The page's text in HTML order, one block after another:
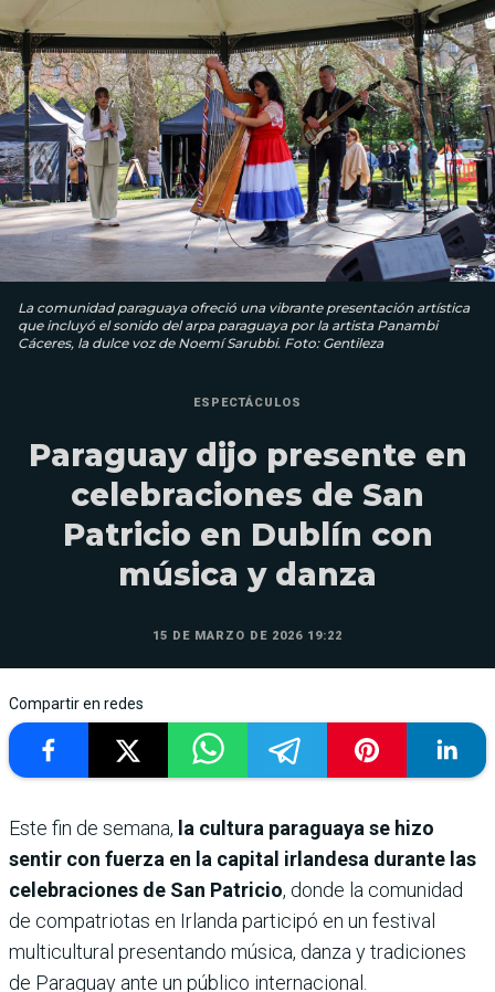
La comunidad paraguaya ofreció una vibrante presentación artística
que incluyó el sonido del arpa paraguaya por la artista Panambi
Cáceres, la dulce voz de Noemí Sarubbi. Foto: Gentileza
ESPECTÁCULOS
Paraguay dijo presente en
celebraciones de San
Patricio en Dublín con
música y danza
15 DE MARZO DE 2026 19:22
Compartir en redes
Este fin de semana, la cultura paraguaya se hizo
sentir con fuerza en la capital irlandesa durante las
celebraciones de San Patricio, donde la comunidad
de compatriotas en Irlanda participó en un festival
multicultural presentando música, danza y tradiciones
de Paraguay ante un público internacional.